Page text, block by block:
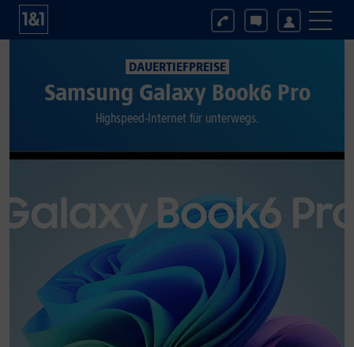
DAUERTIEFPREISE
Samsung Galaxy Book6 Pro
Highspeed-Internet für unterwegs.